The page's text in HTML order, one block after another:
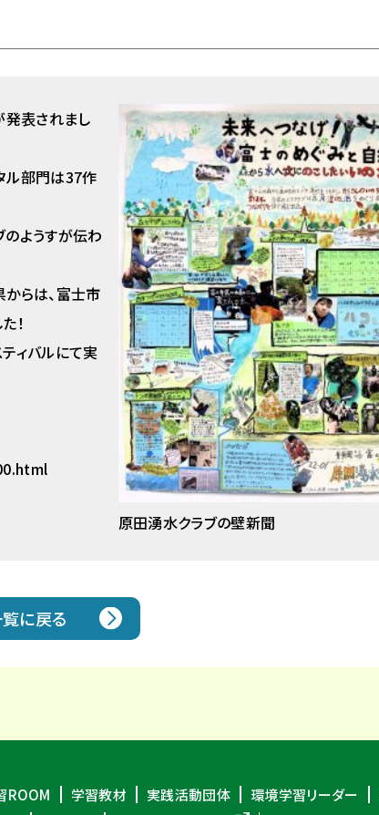
発表されまし
ル部門は37作
ようすが伝わ
らは、富士市
！
ィバルにて実
原田湧水クラブの壁新聞
に戻る
ROOM 学習教材 実践活動団体 環境学習リーダー